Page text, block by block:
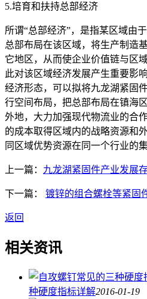
5.培育和扶持总部经济
所谓“总部经济”，是指某区域由
总部布局在该区域，将生产制造
它地区，从而使企业价值链与区
此对该区域经济发展产生重要影
经济形态，可以拟将九龙湖紧固
行空间布局，把总部布局在镇海
外地，大力加强现代物流业的合
的成本取得区域内的战略资源和
同区域优势资源在同一个行业的集
上一篇： 九龙湖紧固件产业发展
下一篇： 镀锌的组合螺栓等紧固
返回
相关资讯
种硬度指标详解2016-01-19